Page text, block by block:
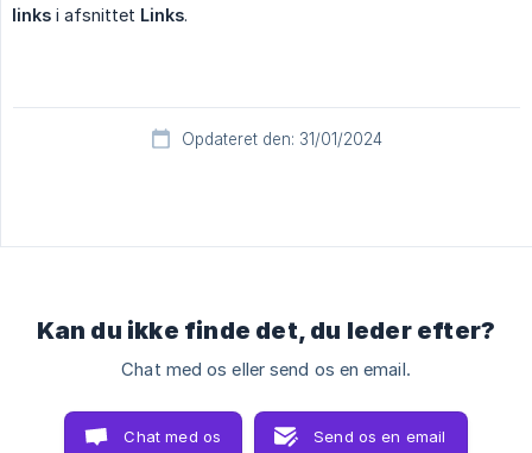
links i afsnittet Links.
Opdateret den: 31/01/2024
Kan du ikke finde det, du leder efter?
Chat med os eller send os en email.
Chat med os Send os en email